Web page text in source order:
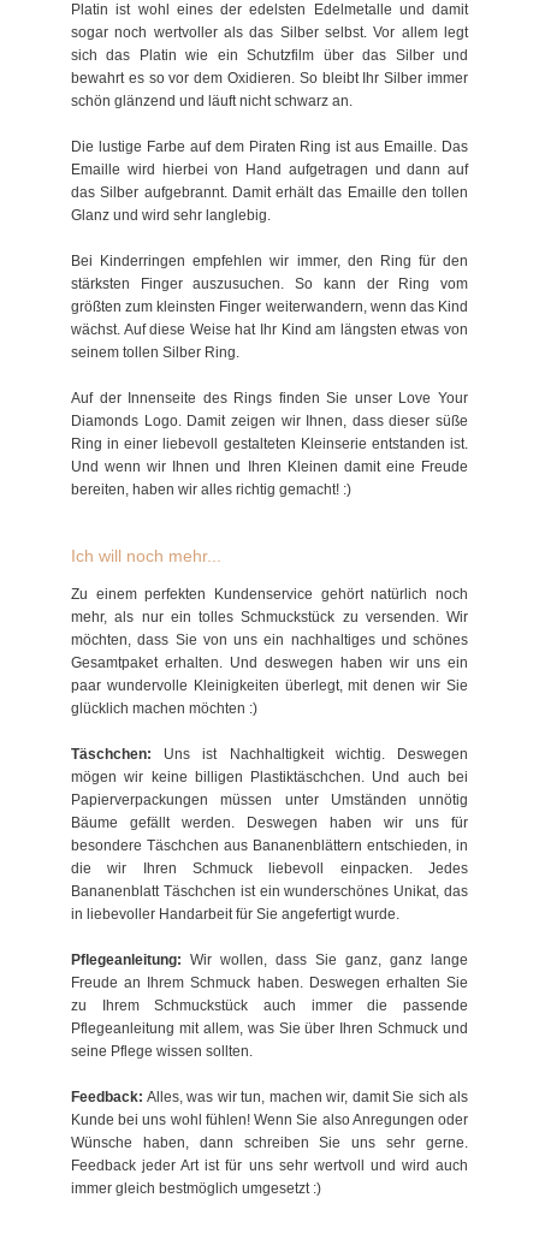
Platin ist wohl eines der edelsten Edelmetalle und damit
sogar noch wertvoller als das Silber selbst. Vor allem legt
sich das Platin wie ein Schutzfilm über das Silber und
bewahrt es so vor dem Oxidieren. So bleibt Ihr Silber immer
schön glänzend und läuft nicht schwarz an.
Die lustige Farbe auf dem Piraten Ring ist aus Emaille. Das
Emaille wird hierbei von Hand aufgetragen und dann auf
das Silber aufgebrannt. Damit erhält das Emaille den tollen
Glanz und wird sehr langlebig.
Bei Kinderringen empfehlen wir immer, den Ring für den
stärksten Finger auszusuchen. So kann der Ring vom
größten zum kleinsten Finger weiterwandern, wenn das Kind
wächst. Auf diese Weise hat Ihr Kind am längsten etwas von
seinem tollen Silber Ring.
Auf der Innenseite des Rings finden Sie unser Love Your
Diamonds Logo. Damit zeigen wir Ihnen, dass dieser süße
Ring in einer liebevoll gestalteten Kleinserie entstanden ist.
Und wenn wir Ihnen und Ihren Kleinen damit eine Freude
bereiten, haben wir alles richtig gemacht! :)
Ich will noch mehr...
Zu einem perfekten Kundenservice gehört natürlich noch
mehr, als nur ein tolles Schmuckstück zu versenden. Wir
möchten, dass Sie von uns ein nachhaltiges und schönes
Gesamtpaket erhalten. Und deswegen haben wir uns ein
paar wundervolle Kleinigkeiten überlegt, mit denen wir Sie
glücklich machen möchten :)
Täschchen: Uns ist Nachhaltigkeit wichtig. Deswegen
mögen wir keine billigen Plastiktäschchen. Und auch bei
Papierverpackungen müssen unter Umständen unnötig
Bäume gefällt werden. Deswegen haben wir uns für
besondere Täschchen aus Bananenblättern entschieden, in
die wir Ihren Schmuck liebevoll einpacken. Jedes
Bananenblatt Täschchen ist ein wunderschönes Unikat, das
in liebevoller Handarbeit für Sie angefertigt wurde.
Pflegeanleitung: Wir wollen, dass Sie ganz, ganz lange
Freude an Ihrem Schmuck haben. Deswegen erhalten Sie
zu Ihrem Schmuckstück auch immer die passende
Pflegeanleitung mit allem, was Sie über Ihren Schmuck und
seine Pflege wissen sollten.
Feedback: Alles, was wir tun, machen wir, damit Sie sich als
Kunde bei uns wohl fühlen! Wenn Sie also Anregungen oder
Wünsche haben, dann schreiben Sie uns sehr gerne.
Feedback jeder Art ist für uns sehr wertvoll und wird auch
immer gleich bestmöglich umgesetzt :)